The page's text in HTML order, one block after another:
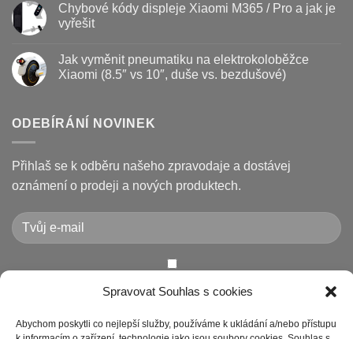
Spravovat Souhlas s cookies
Abychom poskytli co nejlepší služby, používáme k ukládání a/nebo přístupu
jak
prodloužit
životnost
vyměnit
brzdové
destičky
na
koloběžce
u
textu
s
poruchy
koloběžek
Kugoo
opravit
Chybové kódy displeje Xiaomi M365 / Pro a jak je
vyřešit
textu
s
displeje
Xiaomi
Pro
a
jak
je
Jak vyměnit pneumatiku na elektrokoloběžce
Xiaomi (8.5″ vs 10″, duše vs. bezdušové)
textu
s
vyměnit
pneumatiku
na
elektrokoloběžce
(8.5″
vs
10″,
duše
ODEBÍRÁNÍ NOVINEK
Přihlaš se k odběru našeho zpravodaje a dostávej
oznámení o prodeji a nových produktech.
Chcete-li odeslat tento formulář, musíte přijmout naše